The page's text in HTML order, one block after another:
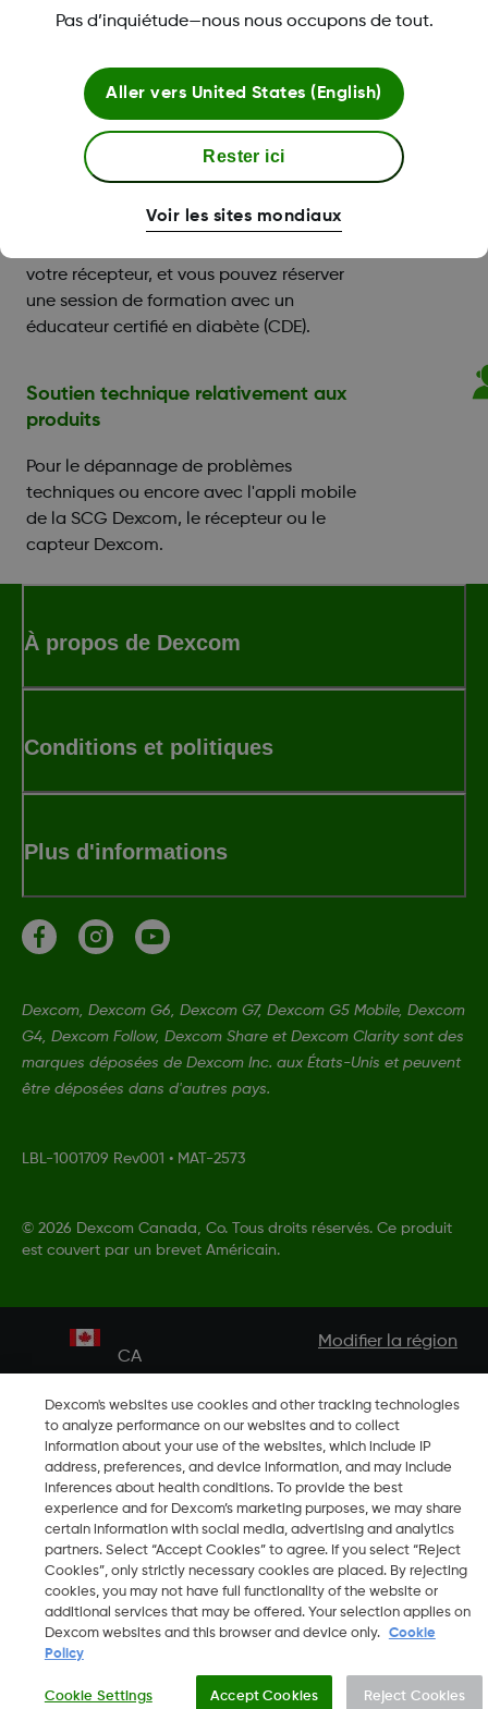
Aide financière
pour le paiement de la quote-part peuvent
bénéficier du programme de soutien au
paiement Dexcom G7.
votre récepteur, et vous pouvez réserver
une session de formation avec un
éducateur certifié en diabète (CDE).
Soutien technique relativement aux
produits
Pour le dépannage de problèmes
techniques ou encore avec l'appli mobile
de la SCG Dexcom, le récepteur ou le
capteur Dexcom.
À propos de Dexcom
Conditions et politiques
Plus d'informations
Dexcom, Dexcom G6, Dexcom G7, Dexcom G5 Mobile, Dexcom
G4, Dexcom Follow, Dexcom Share et Dexcom Clarity sont des
marques déposées de Dexcom Inc. aux États-Unis et peuvent
être déposées dans d'autres pays.
LBL-1001709 Rev001 • MAT-2573
© 2026 Dexcom Canada, Co. Tous droits réservés. Ce produit
est couvert par un brevet Américain.
CA
Modifier la région
Dexcom's websites use cookies and other tracking technologies
to analyze performance on our websites and to collect
information about your use of the websites, which include IP
address, preferences, and device information, and may include
inferences about health conditions. To provide the best
experience and for Dexcom’s marketing purposes, we may share
certain information with social media, advertising and analytics
partners. Select “Accept Cookies” to agree. If you select “Reject
Cookies”, only strictly necessary cookies are placed. By rejecting
cookies, you may not have full functionality of the website or
additional services that may be offered. Your selection applies on
Dexcom websites and this browser and device only.
Cookie
Policy
Cookie Settings Reject Cookies
Accept Cookies
Pas d’inquiétude—nous nous occupons de tout.
Aller vers United States (English)
Rester ici
Voir les sites mondiaux